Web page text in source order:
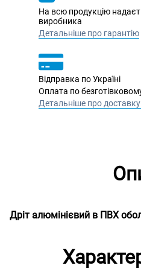
На всю продукцію
виробника
Детальніше про гарантію
Відправка по Україні
Оплата по
Детальніше про доставку
Дріт алюмінієвий в ПВХ